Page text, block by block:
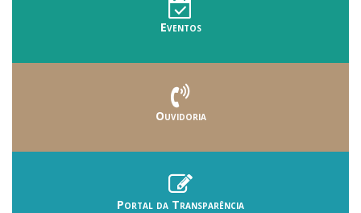
Eventos
Ouvidoria
Portal da Transparência